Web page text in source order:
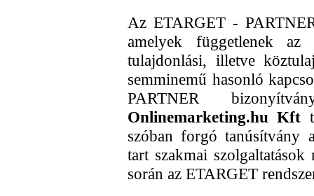
Az ETARGET -
amelyek függetlenek az
tulajdonlási, illetve
semminemű hasonló
PARTNER
Onlinemarketing.hu Kft
szóban forgó tanúsítvány
tart szakmai szolgaltatások
során az ETARGET